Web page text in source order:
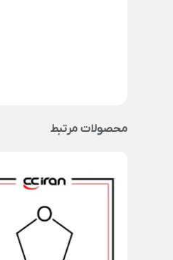
محصولات مرتبط